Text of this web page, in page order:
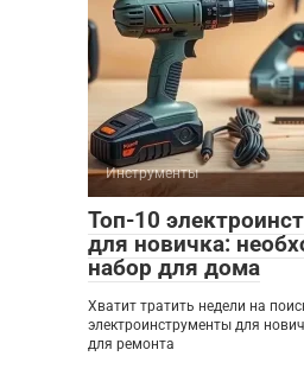
Инструменты
Топ-10
для новичка:
набор для дома
Хватит тратить недели на
электроинструменты для
для ремонта